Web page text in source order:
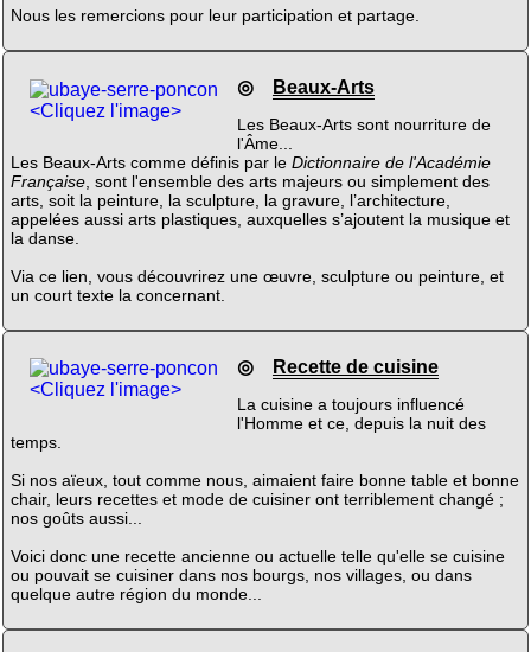
Nous les remercions pour leur participation et partage.
<Cliquez l'image>
◎ Beaux-Arts
Les Beaux-Arts sont nourriture de
l'Âme...
Les Beaux-Arts comme définis par le Dictionnaire de l'Académie
Française, sont l'ensemble des arts majeurs ou simplement des
arts, soit la peinture, la sculpture, la gravure, l’architecture,
appelées aussi arts plastiques, auxquelles s’ajoutent la musique et
la danse.
Via ce lien, vous découvrirez une œuvre, sculpture ou peinture, et
un court texte la concernant.
<Cliquez l'image>
◎ Recette de cuisine
La cuisine a toujours influencé
l'Homme et ce, depuis la nuit des
temps.
Si nos aïeux, tout comme nous, aimaient faire bonne table et bonne
chair, leurs recettes et mode de cuisiner ont terriblement changé ;
nos goûts aussi...
Voici donc une recette ancienne ou actuelle telle qu'elle se cuisine
ou pouvait se cuisiner dans nos bourgs, nos villages, ou dans
quelque autre région du monde...